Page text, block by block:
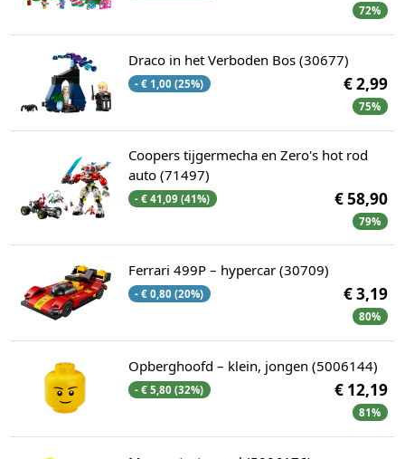
72%
Draco in het Verboden Bos (30677)
- € 1,00 (25%) € 2,99
75%
Coopers tijgermecha en Zero's hot rod
auto (71497)
- € 41,09 (41%) € 58,90
79%
Ferrari 499P – hypercar (30709)
- € 0,80 (20%) € 3,19
80%
Opberghoofd – klein, jongen (5006144)
- € 5,80 (32%) € 12,19
81%